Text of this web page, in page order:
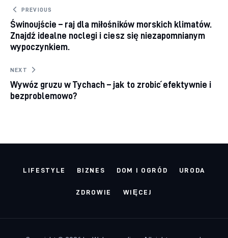
Nawigacja wpisu
PREVIOUS
Świnoujście – raj dla miłośników morskich klimatów.
Znajdź idealne noclegi i ciesz się niezapomnianym
wypoczynkiem.
NEXT
Wywóz gruzu w Tychach – jak to zrobić efektywnie i
bezproblemowo?
LIFESTYLE BIZNES DOM I OGRÓD URODA
ZDROWIE WIĘCEJ